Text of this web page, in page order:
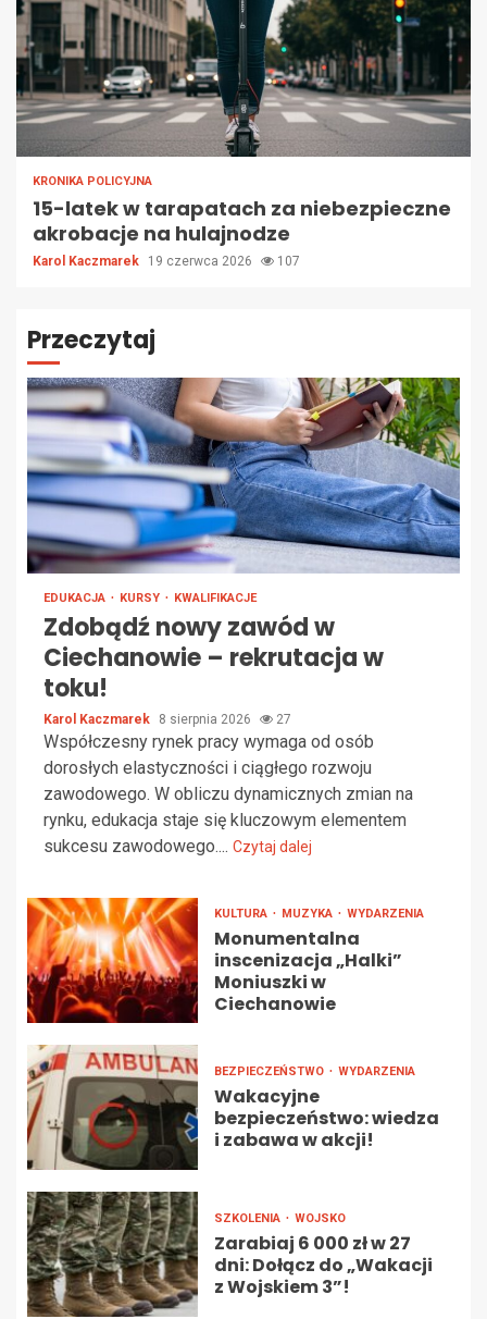
KRONIKA POLICYJNA
15-latek w tarapatach za niebezpieczne
akrobacje na hulajnodze
Karol Kaczmarek 19 czerwca 2026 107
Przeczytaj
EDUKACJA KURSY KWALIFIKACJE
Zdobądź nowy zawód w
Ciechanowie – rekrutacja w
toku!
Karol Kaczmarek 8 sierpnia 2026 27
Współczesny rynek pracy wymaga od osób
dorosłych elastyczności i ciągłego rozwoju
zawodowego. W obliczu dynamicznych zmian na
rynku, edukacja staje się kluczowym elementem
sukcesu zawodowego.... Czytaj dalej
KULTURA MUZYKA WYDARZENIA
Monumentalna
inscenizacja „Halki”
Moniuszki w
Ciechanowie
BEZPIECZEŃSTWO WYDARZENIA
Wakacyjne
bezpieczeństwo: wiedza
i zabawa w akcji!
SZKOLENIA WOJSKO
Zarabiaj 6 000 zł w 27
dni: Dołącz do „Wakacji
z Wojskiem 3”!